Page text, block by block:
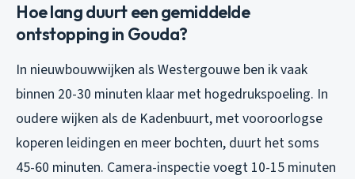
Hoe lang duurt een gemiddelde
ontstopping in Gouda?
In nieuwbouwwijken als Westergouwe ben ik vaak
binnen 20-30 minuten klaar met hogedrukspoeling. In
oudere wijken als de Kadenbuurt, met vooroorlogse
koperen leidingen en meer bochten, duurt het soms
45-60 minuten. Camera-inspectie voegt 10-15 minuten